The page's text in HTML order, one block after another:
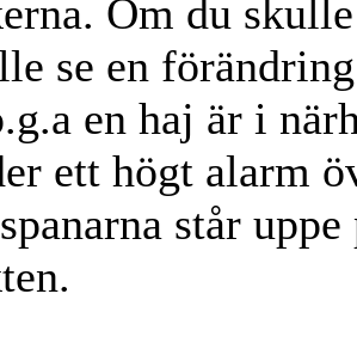
Om du
se en
en haj är i
ett högt alarm
står